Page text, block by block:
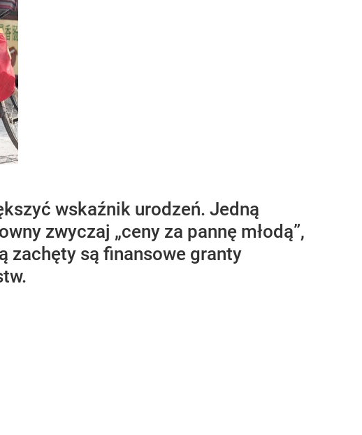
wskaźnik urodzeń. Jedną
zwyczaj „ceny za pannę młodą”,
zachęty są finansowe granty